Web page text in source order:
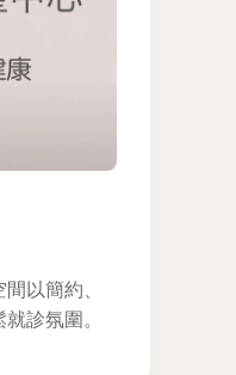
以簡約、
診氛圍。